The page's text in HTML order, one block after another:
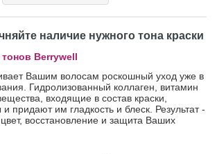
наличие нужного тона краски
Berrywell
Вашим волосам роскошный уход уже в
Гидролизованный коллаген, витамин
входящие в состав краски,
придают им гладкость и блеск. Результат -
восстановление и защита Ваших